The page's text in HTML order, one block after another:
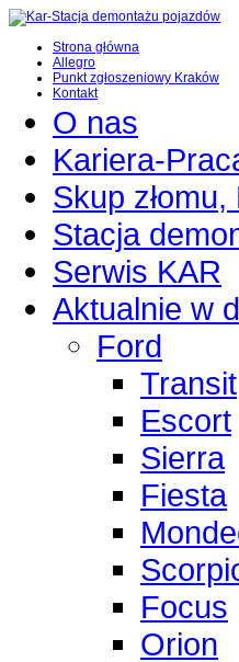
Strona główna
Allegro
Punkt zgłoszeniowy Kraków
Kontakt
O nas
Kariera-
Skup
Stacja
Serwis KAR
Aktualnie w
Ford
Transit
Escort
Sierra
Fiesta
Focus
Orion